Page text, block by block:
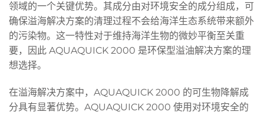
领域的一个关键优势。其成分由对环境安全的成分组成，可
确保溢海解决方案的清理过程不会给海洋生态系统带来额外
的污染物。这一特性对于维持海洋生物的微妙平衡至关重
要，因此 AQUAQUICK 2000 是环保型溢油解决方案的理
想选择。
在溢海解决方案中，AQUAQUICK 2000 的可生物降解成
分具有显著优势。AQUAQUICK 2000 使用对环境安全的